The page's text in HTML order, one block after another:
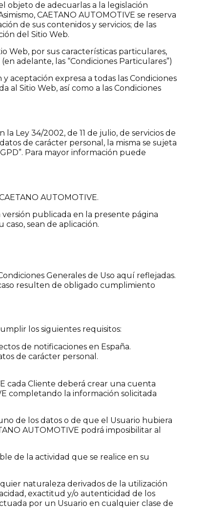
objeto de adecuarlas a la legislación
CAETANO AUTOMOTIVE se reserva
de sus contenidos y servicios; de las
del Sitio Web.
Web, por sus características particulares,
adelante, las “Condiciones Particulares”)
aceptación expresa a todas las Condiciones
Sitio Web, así como a las Condiciones
Ley 34/2002, de 11 de julio, de servicios de
de carácter personal, la misma se sujeta
Para mayor información puede
AUTOMOTIVE.
versión publicada en la presente página
sean de aplicación.
Generales de Uso aquí reflejadas.
resulten de obligado cumplimiento
los siguientes requisitos:
de notificaciones en España.
de carácter personal.
cada Cliente deberá crear una cuenta
completando la información solicitada
de los datos o de que el Usuario hubiera
AUTOMOTIVE podrá imposibilitar al
de la actividad que se realice en su
naturaleza derivados de la utilización
exactitud y/o autenticidad de los
por un Usuario en cualquier clase de